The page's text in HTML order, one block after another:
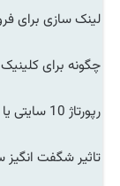
لینک سازی برای
چگونه برای
رپورتاژ 10 سایتی یا 100 سایتی؟
تاثیر شگفت انگیز